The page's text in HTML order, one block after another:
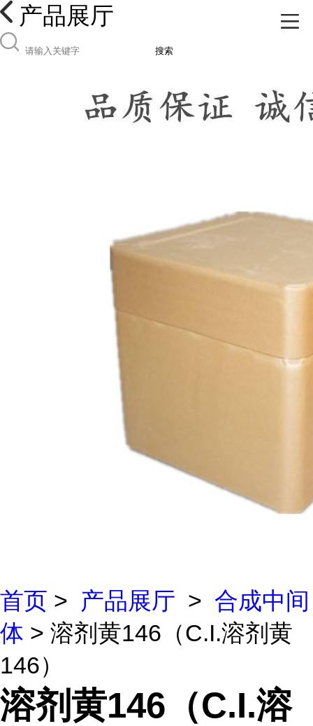
产品展厅
搜索
首页 > 产品展厅 > 合成中间
体 > 溶剂黄146（C.I.溶剂黄
146）
溶剂黄146（C.I.溶